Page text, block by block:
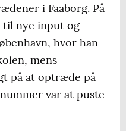
i Faaborg. På
nye input og
hvor han
mens
på at optræde på
var at puste